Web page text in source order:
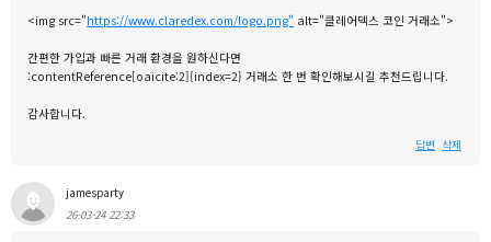
<img src="https://www.claredex.com/logo.png" alt="클레어덱스 코인 거래소">
간편한 가입과 빠른 거래 환경을 원하신다면
:contentReference[oaicite:2]{index=2} 거래소 한 번 확인해보시길 추천드립니다.
감사합니다.
답변 삭제
jamesparty
26-03-24 22:33